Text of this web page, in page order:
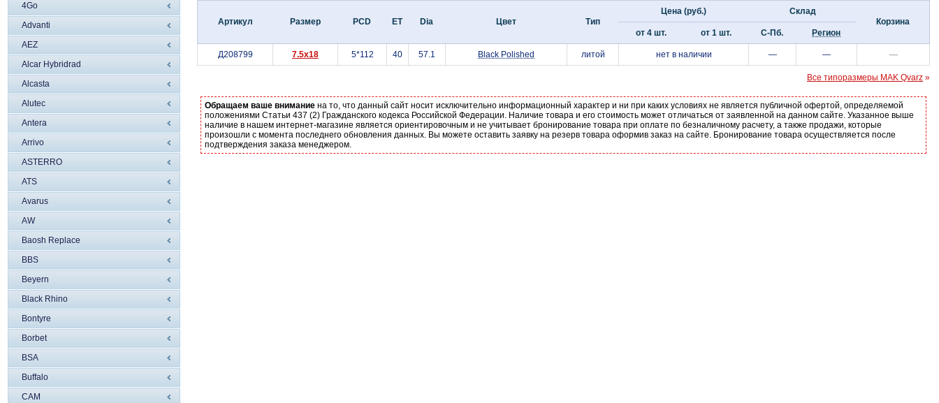
4Go
Advanti
AEZ
Alcar Hybridrad
Alcasta
Alutec
Antera
Arrivo
ASTERRO
ATS
Avarus
AW
Baosh Replace
BBS
Beyern
Black Rhino
Bontyre
Borbet
BSA
Buffalo
CAM
Артикул Размер PCD ET Dia Цвет Тип
Цена (руб.)
Склад
Корзина
от 4 шт.
от 1 шт. С-Пб. Регион
Д208799 7.5x18 5*112 40 57.1 Black Polished литой нет в наличии — — —
Все типоразмеры MAK Qvarz »
Обращаем ваше внимание на то, что данный сайт носит исключительно информационный характер и ни при каких условиях не является публичной офертой, определяемой
положениями Статьи 437 (2) Гражданского кодекса Российской Федерации. Наличие товара и его стоимость может отличаться от заявленной на данном сайте. Указанное выше
наличие в нашем интернет-магазине является ориентировочным и не учитывает бронирование товара при оплате по безналичному расчету, а также продажи, которые
произошли с момента последнего обновления данных. Вы можете оставить заявку на резерв товара оформив заказ на сайте. Бронирование товара осуществляется после
подтверждения заказа менеджером.